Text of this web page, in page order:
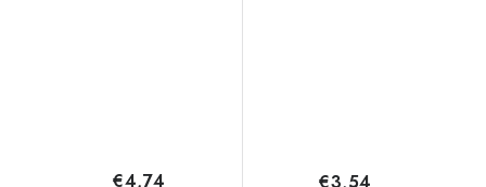
€4,74 €3,54